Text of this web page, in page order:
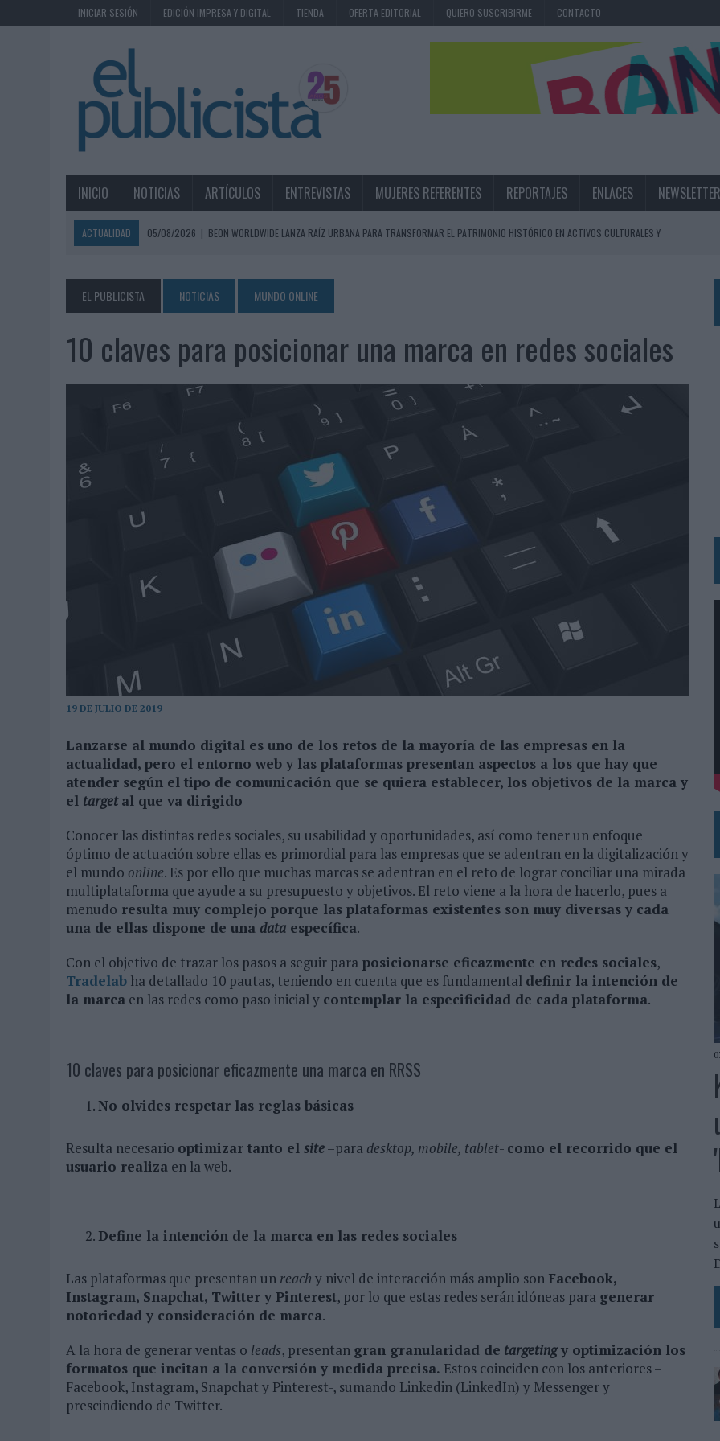
INICIAR SESIÓN EDICIÓN IMPRESA Y DIGITAL TIENDA OFERTA EDITORIAL QUIERO SUSCRIBIRME CONTACTO
INICIO NOTICIAS ARTÍCULOS ENTREVISTAS MUJERES REFERENTES REPORTAJES ENLACES NEWSLETTER
ACTUALIDAD 05/08/2026 | BEON WORLDWIDE LANZA RAÍZ URBANA PARA TRANSFORMAR EL PATRIMONIO HISTÓRICO EN ACTIVOS CULTURALES Y
05/08/2026 | LOPESAN HOTELS & RESORTS ACERCA EL PARAÍSO CANARIO EN SU ÚLTIMA CAMPAÑA INTERNACIONAL
05/08/2026
LUIS ARQUILLOS (BURGO DE ARIAS): “LA CONSTRUCCIÓN DE MARCA A LARGO PLAZO Y LA MEDICIÓN SON DOS CARAS DE LA MISMA
MONEDA”
‘EL PARAÍSO MÁS CERCA’, DE 22GRADOS PARA LOPESAN HOTELS & RESORTS
‘LA ÚNICA CERVEZA DEL MUNDO QUE SE DISFRUTA DOS VECES’, DE INUSUALY PARA CERVEZA CAPAZ
‘EL FÚTBOL SIN LAS PERSONAS’, DE DENTSU CREATIVE PARA ORANGE
04/08/2026
CAPAZ, LA CERVEZA QUE CONVIERTE CADA BOTELLA EN UNA OPORTUNIDAD DE INCLUSIÓN
BABARIA Y MAXIBON SON ‘EL MATCH PERFECTO DEL VERANO’
04/08/2026 | AUDIBLE REIVINDICA EL PODER TRANSFORMADOR DEL AUDIO EN SU NUEVA CAMPAÑA GLOBAL DE MARCA
‘VUELVE EL FÚTBOL. VUELVE A SOÑAR’, DE VML PARA MOVISTAR
MOVISTAR APELA A LA ILUSIÓN DE LAS AFICIONES PARA EL REGRESO DEL FÚTBOL
EL REAL BETIS INVITA A LOS AFICIONADOS A DISEÑAR SU PRÓXIMA CAMISETA FOREVER GREEN
KFC CONVIERTE LOS UBER EN UN HOMENAJE AL UNIVERSO DE 'LOS SIMPSON'
BACK MARKET PONE A LA MADRE DE SU FUNDADOR COMO AVAL DE SU CALIDAD
03/08/2026 |
PRESENTADO EL JURADO DE LOS PREMIOS DE MARKETING Y COMUNICACIÓN EN EL SECTOR ASEGURADOR 2026
31/07/2026 | ‘FROZEN DUNKIN’ X CALIPPO®’, AUTOPRODUCCIÓN DE DUNKIN’
MAKING SCIENCE AUMENTA UN 12,8% SUS VENTAS EN EL PRIMER SEMESTRE HASTA LOS 196 MILLONES DE EUROS
31/07/2026 |
WPP MEDIA SUMA A SU EQUIPO A JUAN ANTONIO ORTIZ COMO MEDIA MANAGEMENT & DELIVERY PRESIDENT
06/08/2026 | LA IA ESTÁ SUBIENDO EL LISTÓN DE LA CREATIVIDAD
EL PUBLICISTA NOTICIAS MUNDO ONLINE
10 claves para posicionar una marca en redes sociales
19 DE JULIO DE 2019
Lanzarse al mundo digital es uno de los retos de la mayoría de las empresas en la
actualidad, pero el entorno web y las plataformas presentan aspectos a los que hay que
atender según el tipo de comunicación que se quiera establecer, los objetivos de la marca y
el targetal que va dirigido
Conocer las distintas redes sociales, su usabilidad y oportunidades, así como tener un enfoque
óptimo de actuación sobre ellas es primordial para las empresas que se adentran en la digitalización y
el mundo online. Es por ello que muchas marcas se adentran en el reto de lograr conciliar una mirada
multiplataforma que ayude a su presupuesto y objetivos. El reto viene a la hora de hacerlo, pues a
menudo resulta muy complejo porque las plataformas existentes son muy diversas y cada
una de ellas dispone de una data específica.
Con el objetivo de trazar los pasos a seguir para posicionarse eficazmente en redes sociales,
Tradelab ha detallado 10 pautas, teniendo en cuenta que es fundamental definir la intención de
la marca en las redes como paso inicial y contemplar la especificidad de cada plataforma.
10 claves para posicionar eficazmente una marca en RRSS
No olvides respetar las reglas básicas
Resulta necesario optimizar tanto el site–para desktop, mobile, tablet- como el recorrido que el
usuario realiza en la web.
Define la intención de la marca en las redes sociales
Las plataformas que presentan un reach y nivel de interacción más amplio son Facebook,
Instagram, Snapchat, Twitter y Pinterest, por lo que estas redes serán idóneas para generar
notoriedad y consideración de marca.
A la hora de generar ventas o leads, presentan gran granularidad de targetingy optimización los
formatos que incitan a la conversión y medida precisa. Estos coinciden con los anteriores –
Facebook, Instagram, Snapchat y Pinterest-, sumando Linkedin (LinkedIn) y Messenger y
prescindiendo de Twitter.